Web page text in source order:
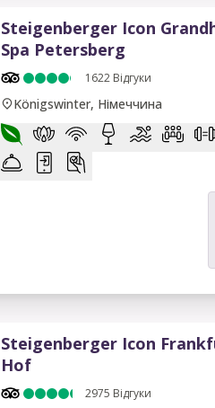
Steigenberger Icon
Spa Petersberg
1622 Відгуки
Königswinter, Німеччина
Steigenberger Icon
Hof
2975 Відгуки